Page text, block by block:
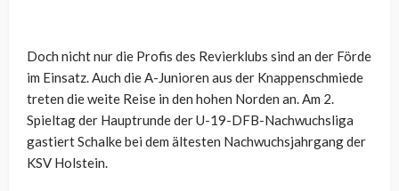
Doch nicht nur die Profis des Revierklubs sind an der Förde
im Einsatz. Auch die A-Junioren aus der Knappenschmiede
treten die weite Reise in den hohen Norden an. Am 2.
Spieltag der Hauptrunde der U-19-DFB-Nachwuchsliga
gastiert Schalke bei dem ältesten Nachwuchsjahrgang der
KSV Holstein.